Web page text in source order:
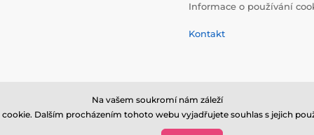
Informace o používání
Kontakt
© 2026 www.termihracky.cz ⦁ E-shop vytvořilaSIMPLIA.cz
Na vašem soukromí nám záleží
Dalším procházením tohoto webu vyjadřujete souhlas s jejich